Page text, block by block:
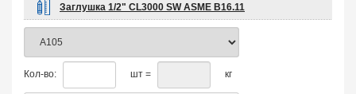
Заглушка 1/2" CL3000 SW ASME B16.11
Кол-во: шт = кг